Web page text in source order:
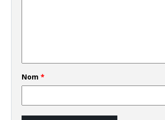
Nom *